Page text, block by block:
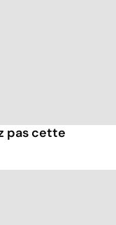
pas cette